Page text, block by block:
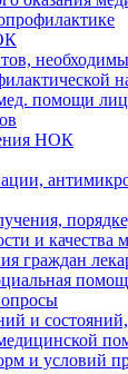
помощи
НОК
и
граждан
и
и условий